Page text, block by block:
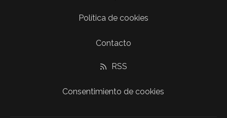
Política de cookies
Contacto
RSS
Consentimiento de cookies